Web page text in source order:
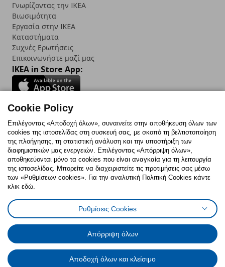
Γνωρίζοντας την IKEA
Βιωσιμότητα
Εργασία στην IKEA
Καταστήματα
Συχνές Ερωτήσεις
Επικοινωνήστε μαζί μας
IKEA in Store App:
Follow us:
FacebookInstagram
TikTokYoutubePinterestTwitter
Πολιτική CookiesΔήλωση ψηφιακής προσβασιμότητας
Δήλωση ΥπαναχώρησηςΡυθμίσεις cookies
Γενική Πολιτική Προσωπικών Δεδομένων
Πολιτική Προσωπικών Δεδομένων για ΙΚΕΑ.gr
Κώδικας Καταναλωτικής Δεοντολογίας
Cookie Policy
Επιλέγοντας «Αποδοχή όλων», συναινείτε στην αποθήκευση όλων των
cookies της ιστοσελίδας στη συσκευή σας, με σκοπό τη βελτιστοποίηση
της πλοήγησης, τη στατιστική ανάλυση και την υποστήριξη των
διαφημιστικών μας ενεργειών. Επιλέγοντας «Απόρριψη όλων»,
αποθηκεύονται μόνο τα cookies που είναι αναγκαία για τη λειτουργία
της ιστοσελίδας. Μπορείτε να διαχειριστείτε τις προτιμήσεις σας μέσω
των «Ρυθμίσεων cookies». Για την αναλυτική Πολιτική Cookies κάντε
κλικ εδώ.
Ρυθμίσεις Cookies
Απόρριψη όλων
Αποδοχή όλων και κλείσιμο